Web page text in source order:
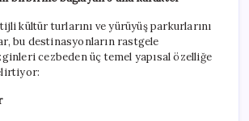
kültür turlarını ve yürüyüş parkurlarını
bu destinasyonların rastgele
cezbeden üç temel yapısal özelliğe